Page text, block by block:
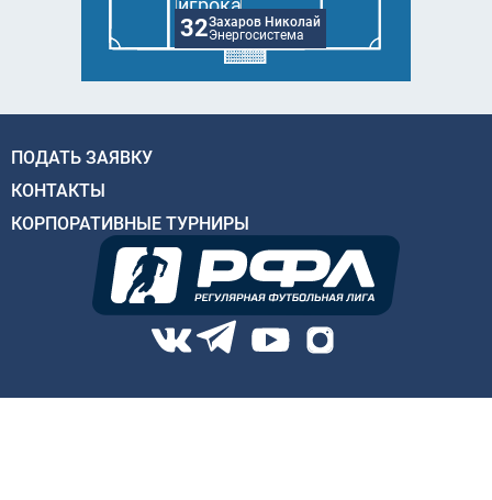
32Захаров Николай
Энергосистема
ПОДАТЬ ЗАЯВКУ
КОНТАКТЫ
КОРПОРАТИВНЫЕ ТУРНИРЫ